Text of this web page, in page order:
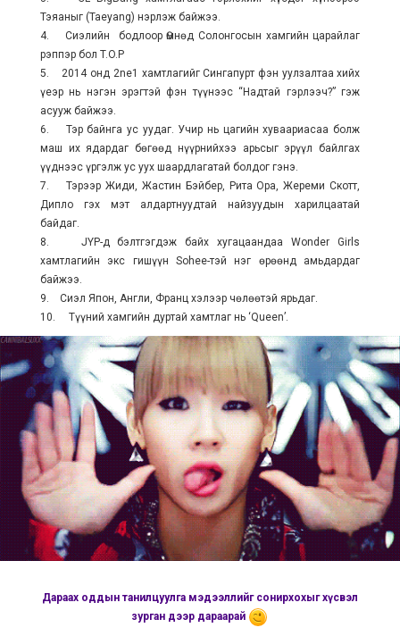
Тэяаныг (Taeyang) нэрлэж байжээ.
4. Сиэлийн бодлоор Өмнөд Солонгосын хамгийн царайлаг
рэппэр бол T.O.P
5. 2014 онд 2ne1 хамтлагийг Сингапурт фэн уулзалтаа хийх
үеэр нь нэгэн эрэгтэй фэн түүнээс “Надтай гэрлээч?” гэж
асууж байжээ.
6. Тэр байнга ус уудаг. Учир нь цагийн хуваариасаа болж
маш их ядардаг бөгөөд нүүрнийхээ арьсыг эрүүл байлгах
үүднээс үргэлж ус уух шаардлагатай болдог гэнэ.
7. Тэрээр Жиди, Жастин Бэйбер, Рита Ора, Жереми Скотт,
Дипло гэх мэт алдартнуудтай найзуудын харилцаатай
байдаг.
8. JYP-д бэлтгэгдэж байх хугацаандаа Wonder Girls
хамтлагийн экс гишүүн Sohee-тэй нэг өрөөнд амьдардаг
байжээ.
9. Сиэл Япон, Англи, Франц хэлээр чөлөөтэй ярьдаг.
10. Түүний хамгийн дуртай хамтлаг нь ‘Queen’.
Дараах оддын танилцуулга мэдээллийг сонирхохыг хүсвэл
зурган дээр дараарай